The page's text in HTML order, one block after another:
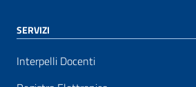
SERVIZI
Interpelli Docenti